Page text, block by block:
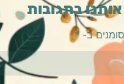
בתגובות
ב-*